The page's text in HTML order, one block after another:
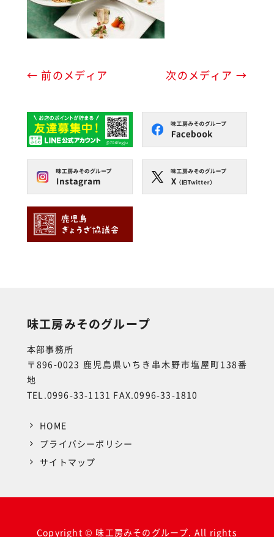
← 前のメディア 次のメディア →
味工房みそのグループ
本部事務所
〒896-0023 鹿児島県いちき串木野市塩屋町138番
地
TEL.0996-33-1131 FAX.0996-33-1810
HOME
プライバシーポリシー
サイトマップ
Copyright © 味工房みそのグループ. All rights